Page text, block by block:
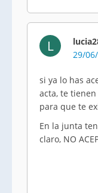
L
29/
si ya lo has
acta, te
para que te
En la junta
claro, NO